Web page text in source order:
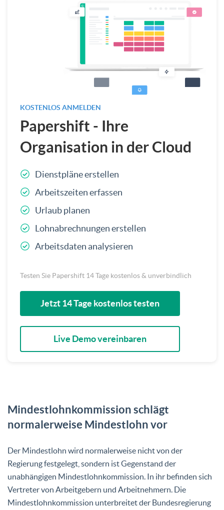
KOSTENLOS ANMELDEN
Papershift - Ihre
Organisation in der Cloud
Dienstpläne erstellen
Arbeitszeiten erfassen
Urlaub planen
Lohnabrechnungen erstellen
Arbeitsdaten analysieren
Testen Sie Papershift 14 Tage kostenlos & unverbindlich
Jetzt 14 Tage kostenlos testen
Live Demo vereinbaren
Mindestlohnkommission schlägt
normalerweise Mindestlohn vor
Der Mindestlohn wird normalerweise nicht von der
Regierung festgelegt, sondern ist Gegenstand der
unabhängigen Mindestlohnkommission. In ihr befinden sich
Vertreter von Arbeitgebern und Arbeitnehmern. Die
Mindestlohnkommission unterbreitet der Bundesregierung